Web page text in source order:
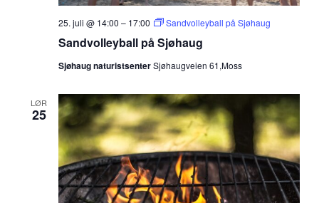
Sandvolleyball på Sjøhaug
25. juli @ 14:00 – 17:00 Sandvolleyball på Sjøhaug
Sjøhaug naturistsenterSjøhaugveien 61,Moss
LØR
25